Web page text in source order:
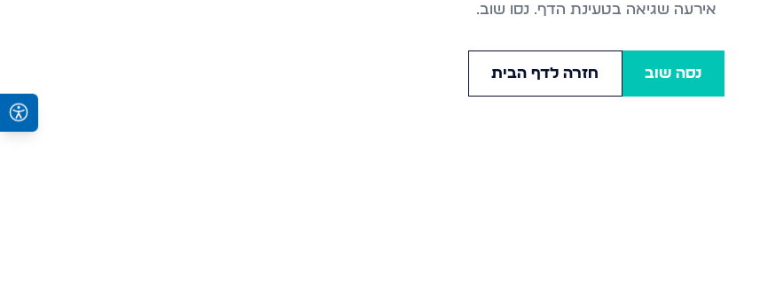
אירעה שגיאה בטעינת הדף. נסו שוב.
נסה שוב חזרה לדף הבית